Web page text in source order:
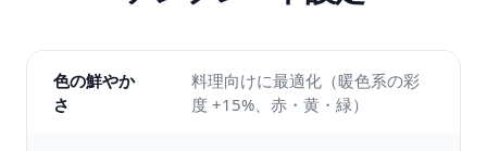
色の鮮やか
さ
料理向けに最適化（暖色系の彩
度 +15%、赤・黄・緑）